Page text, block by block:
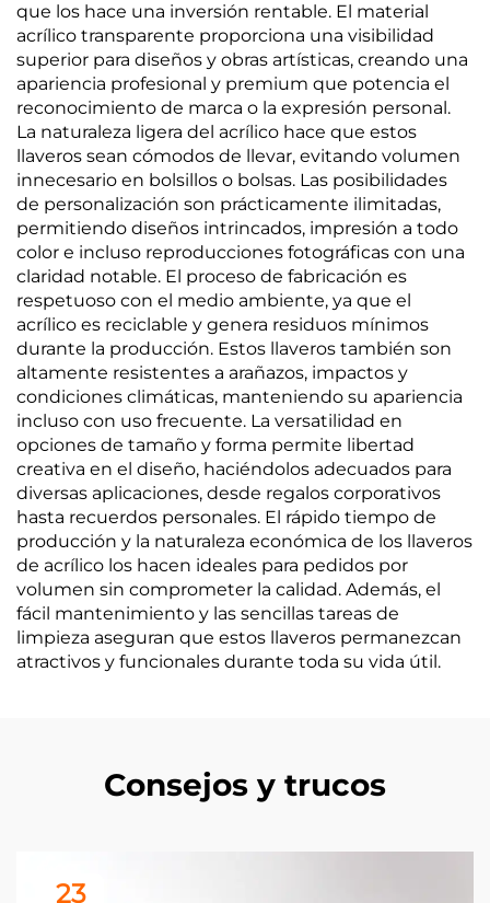
que los hace una inversión rentable. El material
acrílico transparente proporciona una visibilidad
superior para diseños y obras artísticas, creando una
apariencia profesional y premium que potencia el
reconocimiento de marca o la expresión personal.
La naturaleza ligera del acrílico hace que estos
llaveros sean cómodos de llevar, evitando volumen
innecesario en bolsillos o bolsas. Las posibilidades
de personalización son prácticamente ilimitadas,
permitiendo diseños intrincados, impresión a todo
color e incluso reproducciones fotográficas con una
claridad notable. El proceso de fabricación es
respetuoso con el medio ambiente, ya que el
acrílico es reciclable y genera residuos mínimos
durante la producción. Estos llaveros también son
altamente resistentes a arañazos, impactos y
condiciones climáticas, manteniendo su apariencia
incluso con uso frecuente. La versatilidad en
opciones de tamaño y forma permite libertad
creativa en el diseño, haciéndolos adecuados para
diversas aplicaciones, desde regalos corporativos
hasta recuerdos personales. El rápido tiempo de
producción y la naturaleza económica de los llaveros
de acrílico los hacen ideales para pedidos por
volumen sin comprometer la calidad. Además, el
fácil mantenimiento y las sencillas tareas de
limpieza aseguran que estos llaveros permanezcan
atractivos y funcionales durante toda su vida útil.
Consejos y trucos
23